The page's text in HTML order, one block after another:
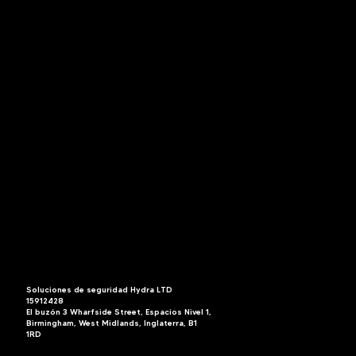
Soluciones de seguridad Hydra LTD
15912428
El buzón 3 Wharfside Street, Espacios Nivel 1,
Birmingham, West Midlands, Inglaterra, B1
1RD